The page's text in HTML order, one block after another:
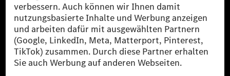
Public in Europa, den USA, Kanada und China. Sofern an der jeweiligen
Ladestation noch kein Strom aus erneuerbaren Energien vorliegt,
verwendet Renewable Charging Grünstromzertifikate*. Diese stellen
sicher, dass für Ladevorgänge über MB.CHARGE Public eine äquivalente
Strommenge aus erneuerbaren Energien ins Stromnetz eingespeist wird.
Sie stammen ausschließlich aus Wind- und Solarkraftanlagen, die jünger
als sechs Jahre sind.
* Inkl. EKOenergy Ökolabel